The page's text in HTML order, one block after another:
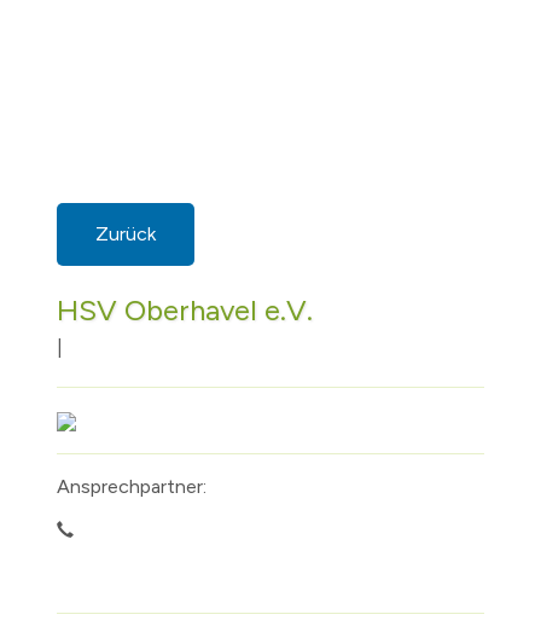
Zurück
HSV Oberhavel e.V.
Ansprechpartner: